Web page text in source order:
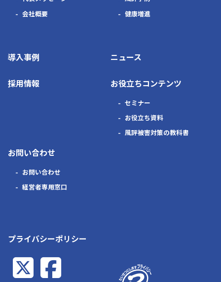
会社概要
健康増進
導入事例 ニュース
採用情報 お役立ちコンテンツ
セミナー
お役立ち資料
風評被害対策の教科書
お問い合わせ
お問い合わせ
経営者専用窓口
プライバシーポリシー